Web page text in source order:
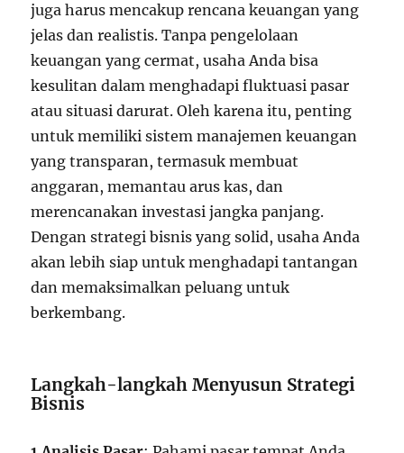
juga harus mencakup rencana keuangan yang
jelas dan realistis. Tanpa pengelolaan
keuangan yang cermat, usaha Anda bisa
kesulitan dalam menghadapi fluktuasi pasar
atau situasi darurat. Oleh karena itu, penting
untuk memiliki sistem manajemen keuangan
yang transparan, termasuk membuat
anggaran, memantau arus kas, dan
merencanakan investasi jangka panjang.
Dengan strategi bisnis yang solid, usaha Anda
akan lebih siap untuk menghadapi tantangan
dan memaksimalkan peluang untuk
berkembang.
Langkah-langkah Menyusun Strategi
Bisnis